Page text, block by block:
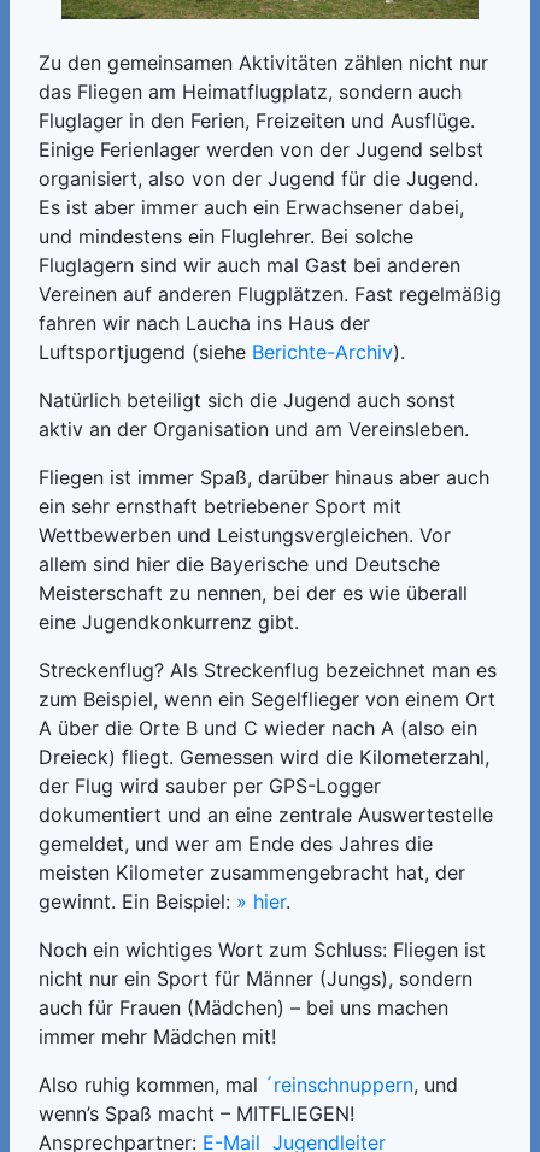
Zu den gemeinsamen Aktivitäten zählen nicht nur
das Fliegen am Heimatflugplatz, sondern auch
Fluglager in den Ferien, Freizeiten und Ausflüge.
Einige Ferienlager werden von der Jugend selbst
organisiert, also von der Jugend für die Jugend.
Es ist aber immer auch ein Erwachsener dabei,
und mindestens ein Fluglehrer. Bei solche
Fluglagern sind wir auch mal Gast bei anderen
Vereinen auf anderen Flugplätzen. Fast regelmäßig
fahren wir nach Laucha ins Haus der
Luftsportjugend (siehe Berichte-Archiv).
Natürlich beteiligt sich die Jugend auch sonst
aktiv an der Organisation und am Vereinsleben.
Fliegen ist immer Spaß, darüber hinaus aber auch
ein sehr ernsthaft betriebener Sport mit
Wettbewerben und Leistungsvergleichen. Vor
allem sind hier die Bayerische und Deutsche
Meisterschaft zu nennen, bei der es wie überall
eine Jugendkonkurrenz gibt.
Streckenflug? Als Streckenflug bezeichnet man es
zum Beispiel, wenn ein Segelflieger von einem Ort
A über die Orte B und C wieder nach A (also ein
Dreieck) fliegt. Gemessen wird die Kilometerzahl,
der Flug wird sauber per GPS-Logger
dokumentiert und an eine zentrale Auswertestelle
gemeldet, und wer am Ende des Jahres die
meisten Kilometer zusammengebracht hat, der
gewinnt. Ein Beispiel: » hier.
Noch ein wichtiges Wort zum Schluss: Fliegen ist
nicht nur ein Sport für Männer (Jungs), sondern
auch für Frauen (Mädchen) – bei uns machen
immer mehr Mädchen mit!
Also ruhig kommen, mal ´reinschnuppern, und
wenn’s Spaß macht – MITFLIEGEN!
Ansprechpartner: E-Mail Jugendleiter